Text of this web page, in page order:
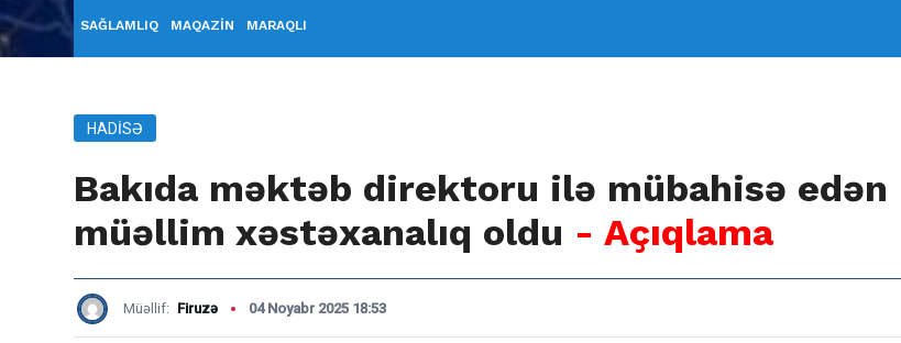
SAĞLAMLIQ MAQAZİN MARAQLI
HADISƏ
Bakıda məktəb direktoru ilə mübahisə edən
müəllim xəstəxanalıq oldu - Açıqlama
Müəllif: Firuzə 04 Noyabr 2025 18:53